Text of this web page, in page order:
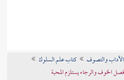
الآداب والتصوف
كتاب علم السلوك
فصل الخوف والرجاء يستلزم المحبة